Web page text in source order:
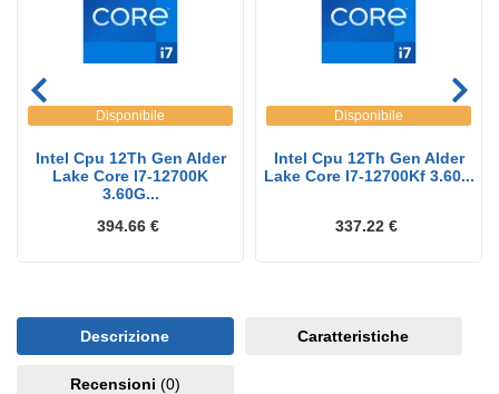
Disponibile
Intel Cpu 12Th Gen Alder
Lake Core I7-12700K
3.60G...
394.66 €
Disponibile
Intel Cpu 12Th Gen Alder
Lake Core I7-12700Kf 3.60...
337.22 €
Descrizione Caratteristiche
Recensioni (0)